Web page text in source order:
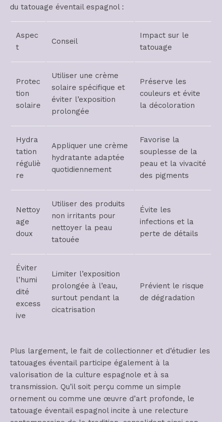
du tatouage éventail espagnol :
Aspec
t
Conseil
Impact sur le
tatouage
Protec
tion
solaire
Utiliser une crème
solaire spécifique et
éviter l’exposition
prolongée
Préserve les
couleurs et évite
la décoloration
Hydra
tation
réguliè
re
Appliquer une crème
hydratante adaptée
quotidiennement
Favorise la
souplesse de la
peau et la vivacité
des pigments
Nettoy
age
doux
Utiliser des produits
non irritants pour
nettoyer la peau
tatouée
Évite les
infections et la
perte de détails
Éviter
l’humi
dité
excess
ive
Limiter l’exposition
prolongée à l’eau,
surtout pendant la
cicatrisation
Prévient le risque
de dégradation
Plus largement, le fait de collectionner et d’étudier les
tatouages éventail participe également à la
valorisation de la culture espagnole et à sa
transmission. Qu’il soit perçu comme un simple
ornement ou comme une œuvre d’art profonde, le
tatouage éventail espagnol incite à une relecture